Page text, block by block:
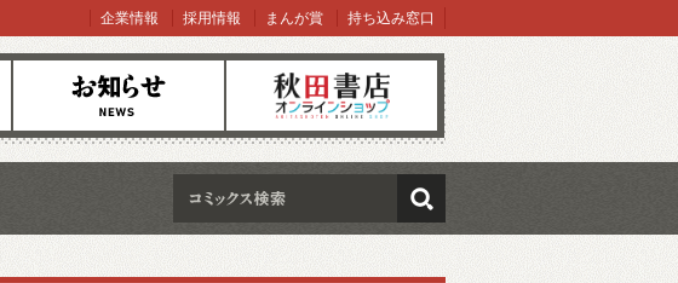
お知らせ オンラインショップ
企業情報 採用情報 まんが賞 持ち込み窓口
検索